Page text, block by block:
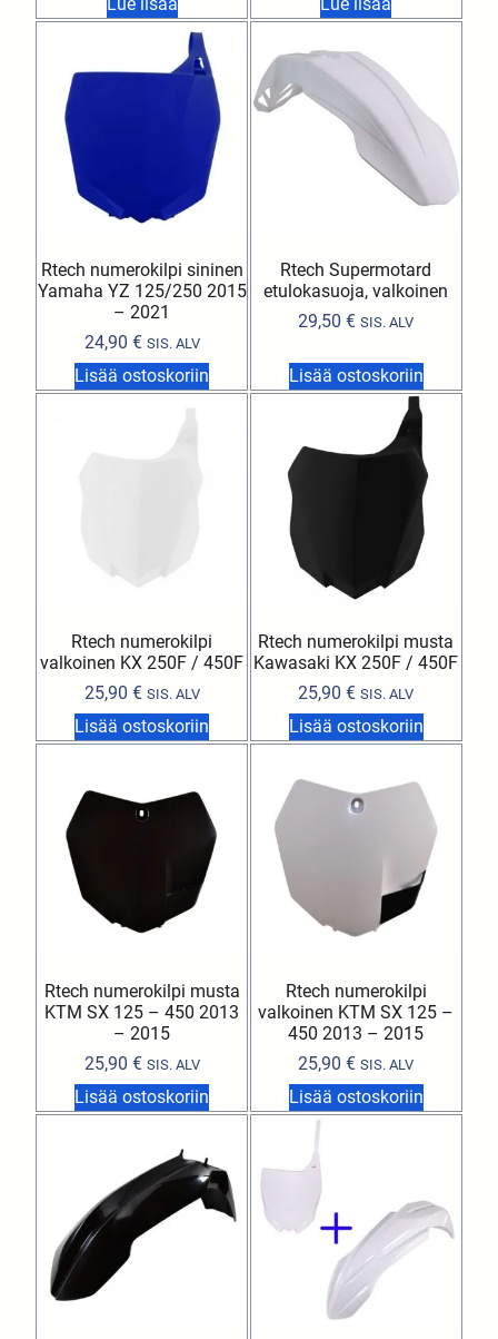
Lue lisää Lue lisää
Rtech numerokilpi sininen
Yamaha YZ 125/250 2015
– 2021
24,90 € SIS. ALV
Lisää ostoskoriin
Rtech Supermotard
etulokasuoja, valkoinen
29,50€ SIS. ALV
Lisää ostoskoriin
Rtech numerokilpi
valkoinen KX 250F / 450F
25,90 € SIS. ALV
Lisää ostoskoriin
Rtech numerokilpi musta
Kawasaki KX 250F / 450F
25,90€ SIS. ALV
Lisää ostoskoriin
Rtech numerokilpi musta
KTM SX 125 – 450 2013
– 2015
25,90 € SIS. ALV
Lisää ostoskoriin
Rtech numerokilpi
valkoinen KTM SX 125 –
450 2013 – 2015
25,90€ SIS. ALV
Lisää ostoskoriin